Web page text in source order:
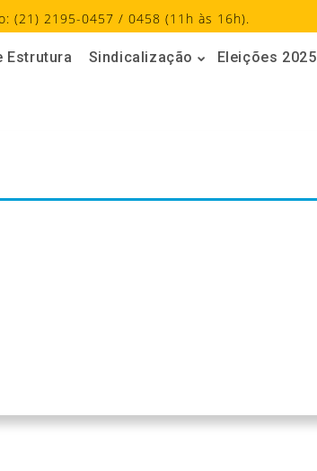
(21) 2195-0457 / 0458 (11h às 16h).
Estrutura Sindicalização
Eleições 2025